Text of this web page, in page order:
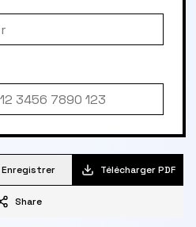
Enregistrer Télécharger PDF
Share